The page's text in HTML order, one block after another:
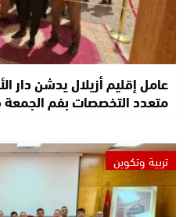
عامل إقليم أزيلال يدشن دار
متعدد التخصصات بفم
تربية وتكوين